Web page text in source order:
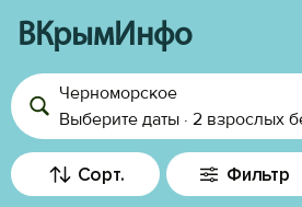
ВКрымИнфо
Войти
Избранное
Черноморское
Выберите даты · 2 взрослых
Сорт. Фильтр